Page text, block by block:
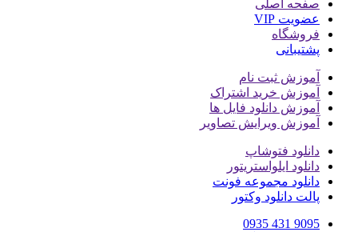
صفحه اصلی
عضویت VIP
فروشگاه
پشتیبانی
آموزش ثبت نام
آموزش خرید اشتراک
آموزش دانلود فایل ها
آموزش ویرایش تصاویر
دانلود فتوشاپ
دانلود ایلواستریتور
دانلود مجموعه فونت
پالت دانلود وکتور
9095 431 0935